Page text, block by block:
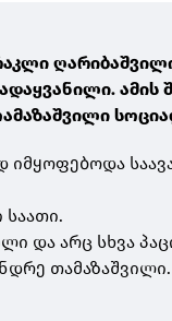
ამის
იმყოფებოდა
საათი.
და არც სხვა
თამაზაშვილი.